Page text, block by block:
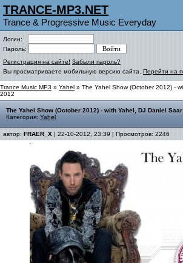
TRANCE-MP3.NET
Trance & Progressive Music Everyday
Логин:
Пароль:
Регистрация на сайте! Забыли пароль?
Вы просматриваете мобильную версию сайта. Перейти на
Trance Music MP3 » Yahel » The Yahel Show (October 2012) -
2012
The Yahel Show (October 2012) - with Yahel, DJ Daniel
Категория: Yahel
автор: FRAER_X | 22-10-2012, 23:39 | Просмотров: 2246